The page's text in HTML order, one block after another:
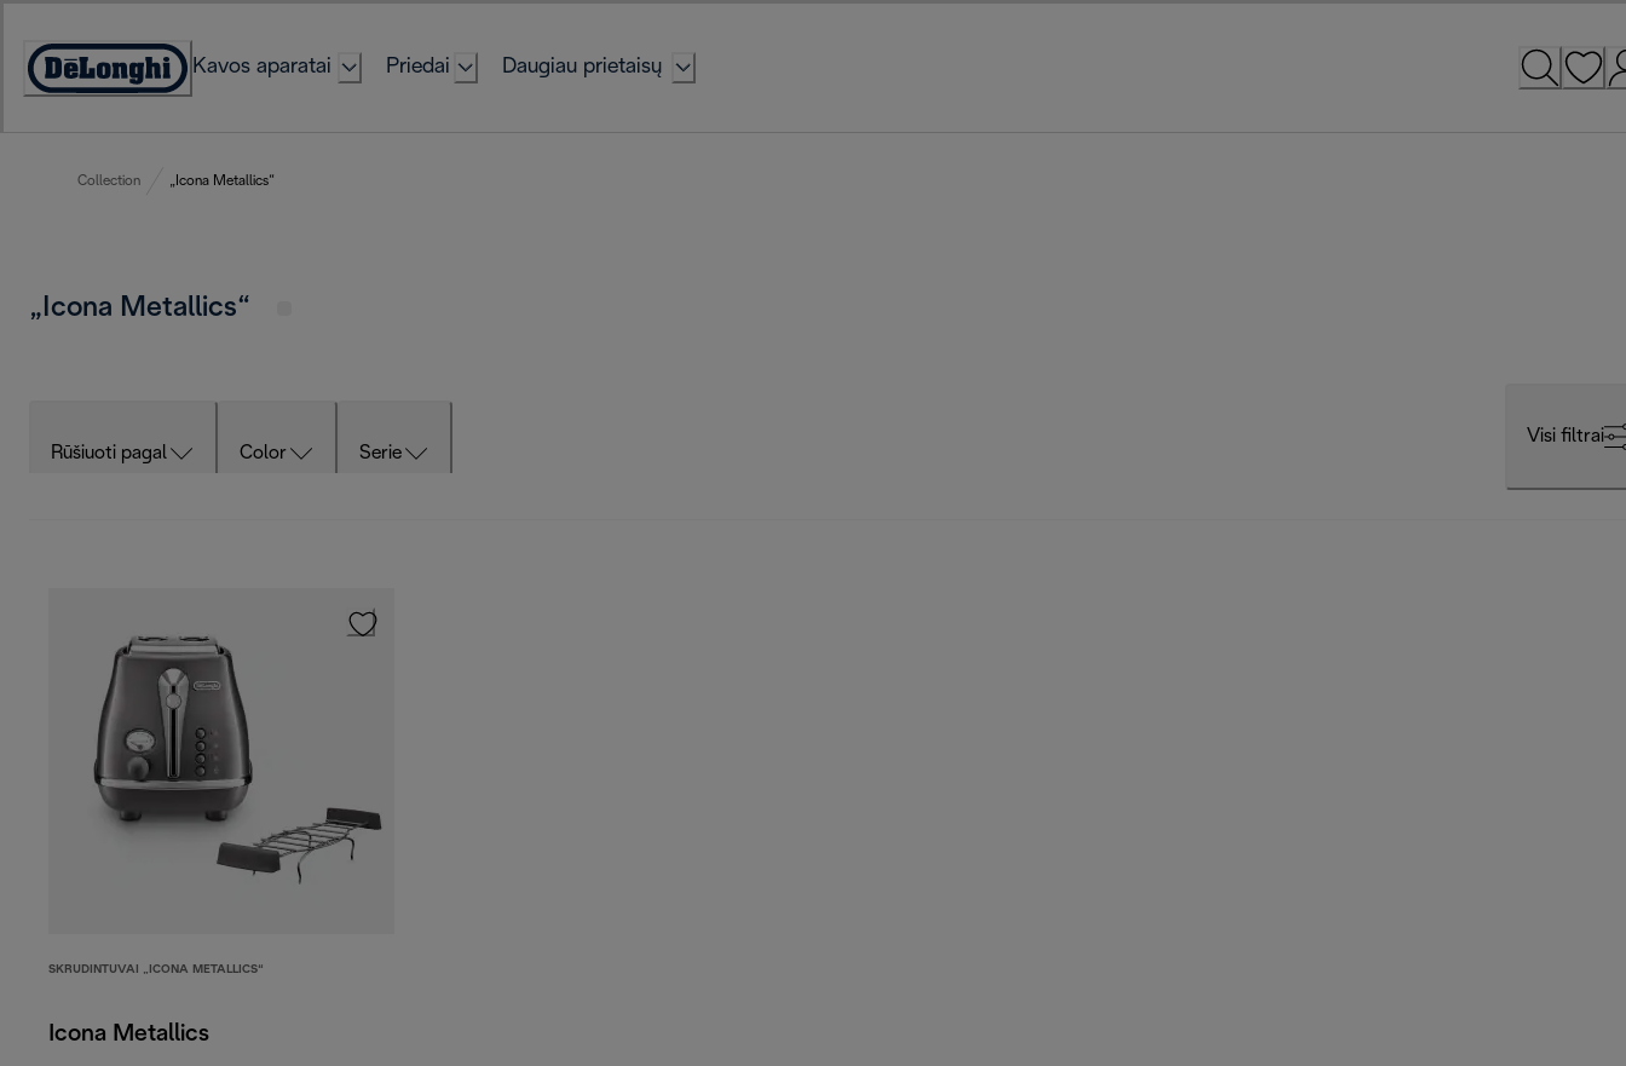
Content
Accessibility
Kavos aparatai Priedai Daugiau prietaisų
Collection „Icona Metallics“
„Icona Metallics“
Rūšiuoti pagal Color Serie
Visi filtrai
SKRUDINTUVAI „ICONA METALLICS“
Icona Metallics